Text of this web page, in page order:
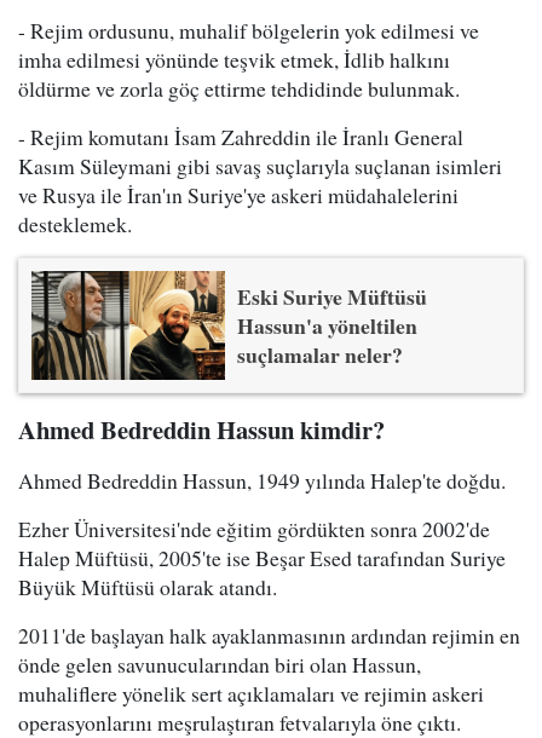
- Rejim ordusunu, muhalif bölgelerin yok edilmesi ve
imha edilmesi yönünde teşvik etmek, İdlib halkını
öldürme ve zorla göç ettirme tehdidinde bulunmak.
- Rejim komutanı İsam Zahreddin ile İranlı General
Kasım Süleymani gibi savaş suçlarıyla suçlanan isimleri
ve Rusya ile İran'ın Suriye'ye askeri müdahalelerini
desteklemek.
Eski Suriye Müftüsü
Hassun'a yöneltilen
suçlamalar neler?
Ahmed Bedreddin Hassun kimdir?
Ahmed Bedreddin Hassun, 1949 yılında Halep'te doğdu.
Ezher Üniversitesi'nde eğitim gördükten sonra 2002'de
Halep Müftüsü, 2005'te ise Beşar Esed tarafından Suriye
Büyük Müftüsü olarak atandı.
2011'de başlayan halk ayaklanmasının ardından rejimin en
önde gelen savunucularından biri olan Hassun,
muhaliflere yönelik sert açıklamaları ve rejimin askeri
operasyonlarını meşrulaştıran fetvalarıyla öne çıktı.